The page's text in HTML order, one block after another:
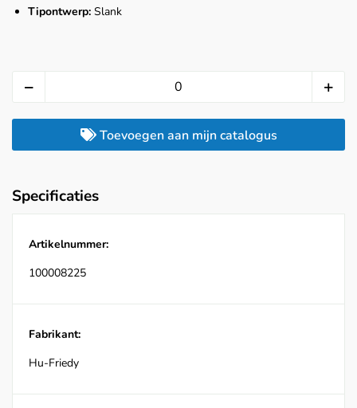
Tipontwerp: Slank
Toevoegen aan mijn catalogus
Specificaties
Artikelnummer:
100008225
Fabrikant:
Hu-Friedy